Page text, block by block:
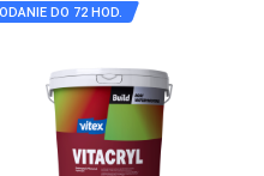
DO 72 HOD.